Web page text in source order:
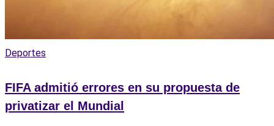
Deportes
FIFA admitió errores en su propuesta de
privatizar el Mundial